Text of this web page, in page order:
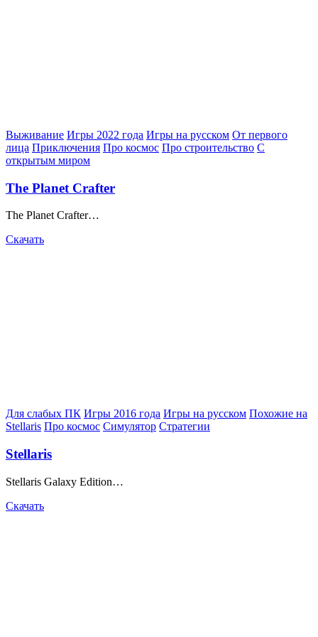
Posted
in
Выживание Игры 2022 года Игры на русском От первого
лица Приключения Про космос Про строительство С
открытым миром
The Planet Crafter
The Planet Crafter…
Скачать
Posted
in
Для слабых ПК Игры 2016 года Игры на русском Похожие на
Stellaris Про космос Симулятор Стратегии
Stellaris
Stellaris Galaxy Edition…
Скачать